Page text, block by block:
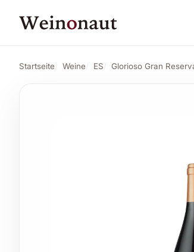
Startseite Weine ES Glorioso Gran